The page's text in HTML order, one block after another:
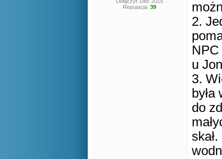
Reputacja: 39
2.
u
3.
do